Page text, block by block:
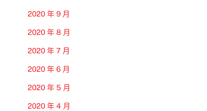
2020 年 9 月
2020 年 8 月
2020 年 7 月
2020 年 6 月
2020 年 5 月
2020 年 4 月